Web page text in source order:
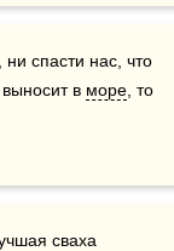
спасти нас, что
в море , то
сваха